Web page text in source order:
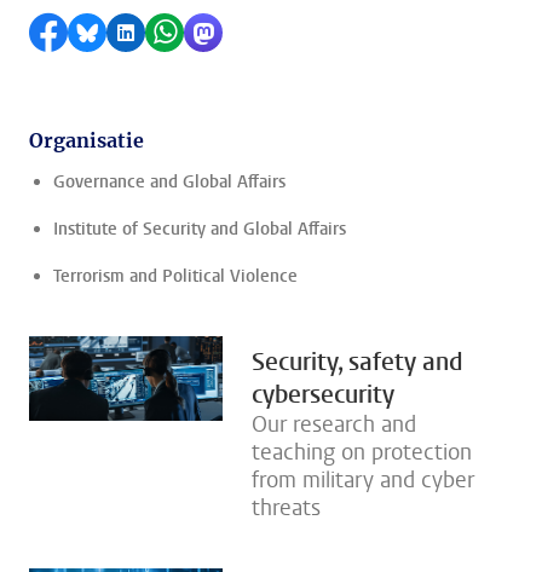
Delen op Facebook
Delen via Bluesky
Delen op LinkedIn
Delen via WhatsApp
Delen via Mastodon
Organisatie
Governance and Global Affairs
Institute of Security and Global Affairs
Terrorism and Political Violence
Security, safety and
cybersecurity
Our research and
teaching on protection
from military and cyber
threats